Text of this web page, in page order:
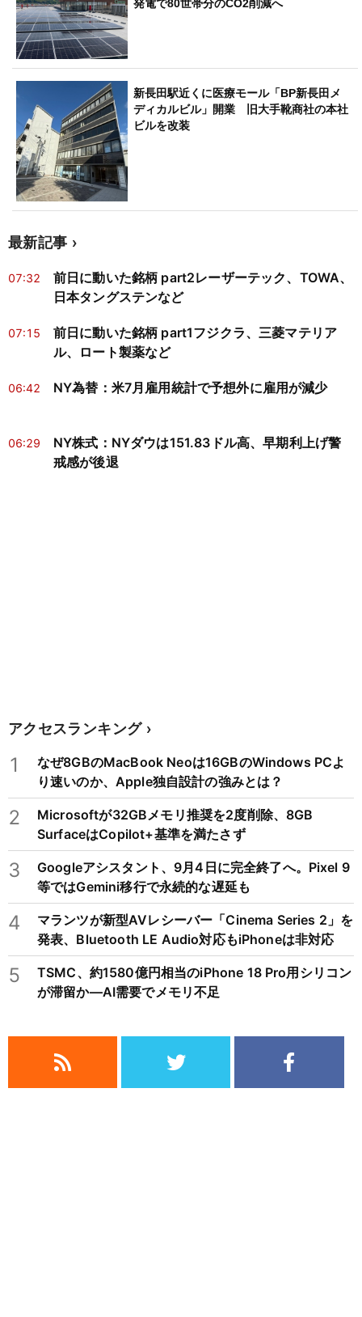
発電で80世帯分のCO2削減へ
新長田駅近くに医療モール「BP新長田メ
ディカルビル」開業 旧大手靴商社の本社
ビルを改装
最新記事
07:32
前日に動いた銘柄 part2レーザーテック、TOWA、
日本タングステンなど
07:15
前日に動いた銘柄 part1フジクラ、三菱マテリア
ル、ロート製薬など
06:42 NY為替：米7月雇用統計で予想外に雇用が減少
06:29
NY株式：NYダウは151.83ドル高、早期利上げ警
戒感が後退
アクセスランキング
1
なぜ8GBのMacBook Neoは16GBのWindows PCよ
り速いのか、Apple独自設計の強みとは？
2
Microsoftが32GBメモリ推奨を2度削除、8GB
SurfaceはCopilot+基準を満たさず
3
Googleアシスタント、9月4日に完全終了へ。Pixel 9
等ではGemini移行で永続的な遅延も
4
マランツが新型AVレシーバー「Cinema Series 2」を
発表、Bluetooth LE Audio対応もiPhoneは非対応
5
TSMC、約1580億円相当のiPhone 18 Pro用シリコン
が滞留か―AI需要でメモリ不足